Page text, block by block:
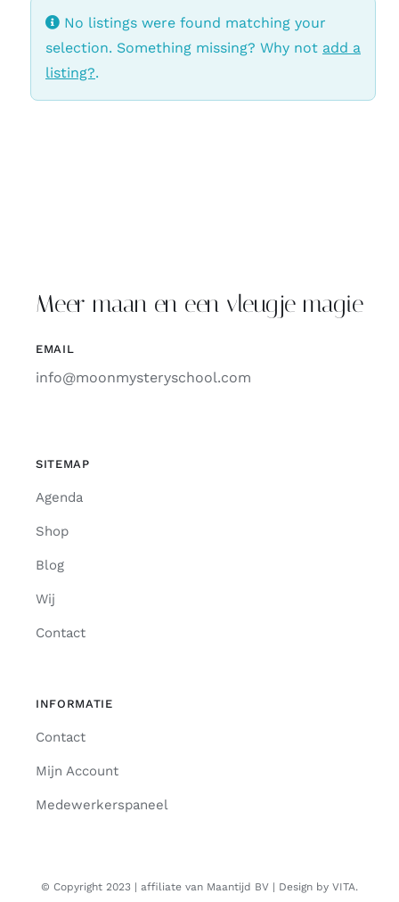
No listings were found matching your
selection. Something missing? Why not add a
listing?.
Meer maan en een vleugje magie
EMAIL
info@moonmysteryschool.com
SITEMAP
Agenda
Shop
Blog
Wij
Contact
INFORMATIE
Contact
Mijn Account
Medewerkerspaneel
© Copyright 2023 | affiliate van Maantijd BV | Design by VITA.